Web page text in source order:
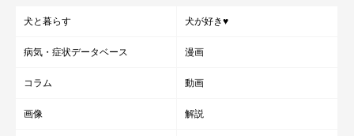
犬と暮らす 犬が好き♥
病気・症状データベース 漫画
コラム 動画
画像 解説